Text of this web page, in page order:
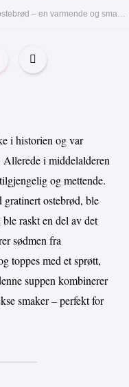
i historien og var
i middelalderen
og mettende.
ostebrød, ble
raskt en del av det
sødmen fra
toppes med et sprøtt,
suppen kombinerer
smaker – perfekt for